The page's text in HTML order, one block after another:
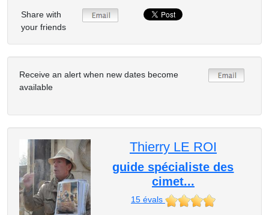
Share with
your friends
Receive an alert when new dates become
available
Thierry LE ROI
guide spécialiste des
cimet...
15évals